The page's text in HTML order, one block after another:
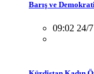
Barış ve
09:02 24/7